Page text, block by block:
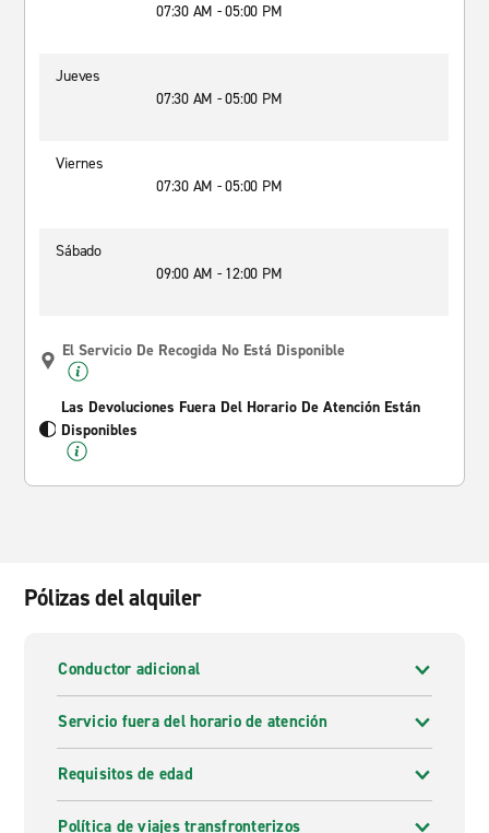
07:30 AM - 05:00 PM
Jueves
07:30 AM - 05:00 PM
Viernes
07:30 AM - 05:00 PM
Sábado
09:00 AM - 12:00 PM
El Servicio De Recogida No Está Disponible
Las Devoluciones Fuera Del Horario De Atención Están
Disponibles
Pólizas del alquiler
Conductor adicional
Servicio fuera del horario de atención
Requisitos de edad
Política de viajes transfronterizos